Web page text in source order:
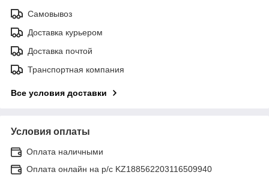
Самовывоз
Доставка курьером
Доставка почтой
Транспортная компания
Все условия доставки
Условия оплаты
Оплата наличными
Оплата онлайн на р/с KZ188562203116509940